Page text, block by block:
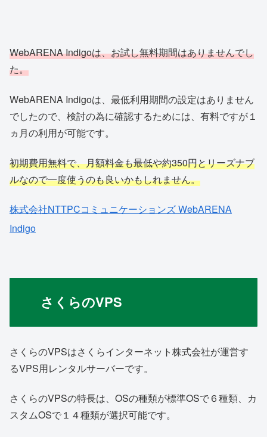
WebARENA Indigoは、お試し無料期間はありませんでし
た。
WebARENA Indigoは、最低利用期間の設定はありません
でしたので、検討の為に確認するためには、有料ですが１
ヵ月の利用が可能です。
初期費用無料で、月額料金も最低や約350円とリーズナブ
ルなので一度使うのも良いかもしれません。
株式会社NTTPCコミュニケーションズ WebARENA
Indigo
さくらのVPS
さくらのVPSはさくらインターネット株式会社が運営す
るVPS用レンタルサーバーです。
さくらのVPSの特長は、OSの種類が標準OSで６種類、カ
スタムOSで１４種類が選択可能です。